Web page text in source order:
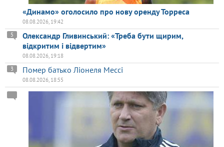
«Динамо» оголосило про нову оренду Торреса
08.08.2026, 19:42
Олександр Гливинський: «Треба бути щирим,
відкритим і відвертим»
5
08.08.2026, 19:18
Помер батько Ліонеля Мессі
3
08.08.2026, 18:55